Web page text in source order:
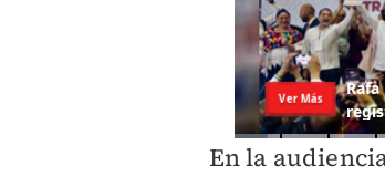
En la